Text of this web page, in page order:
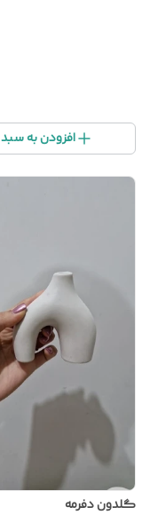
افزودن به سبد
گلدون دفرمه